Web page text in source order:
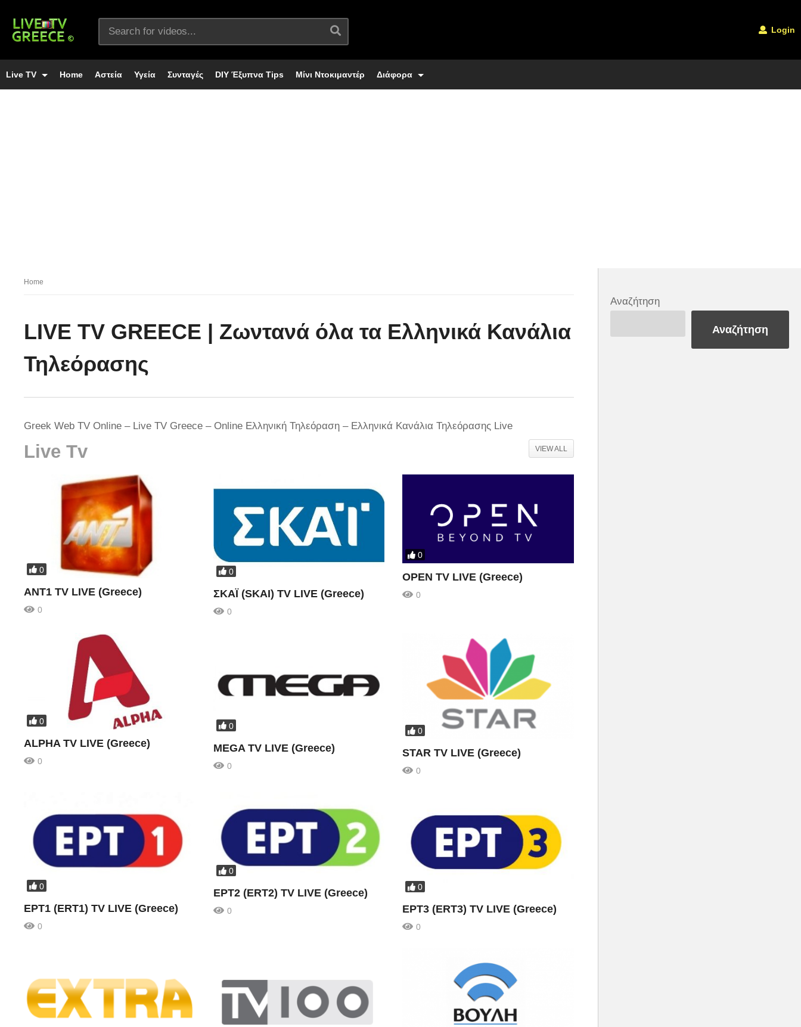
Login
Live TV Home Αστεία Υγεία Συνταγές DIY Έξυπνα Tips Μίνι Ντοκιμαντέρ Διάφορα
Home
LIVE TV GREECE | Ζωντανά όλα τα Ελληνικά Κανάλια
Τηλεόρασης
Greek Web TV Online – Live TV Greece – Online Ελληνική Τηλεόραση – Ελληνικά Κανάλια Τηλεόρασης Live
Live Tv VIEW ALL
0
ANT1 TV LIVE (Greece)
0
0
ΣΚΑΪ (SKAI) TV LIVE (Greece)
0
0
OPEN TV LIVE (Greece)
0
0
ALPHA TV LIVE (Greece)
0
0
MEGA TV LIVE (Greece)
0
0
STAR TV LIVE (Greece)
0
0
ΕΡΤ1 (ERT1) TV LIVE (Greece)
0
0
ΕΡΤ2 (ERT2) TV LIVE (Greece)
0
0
ΕΡΤ3 (ERT3) TV LIVE (Greece)
0
Αναζήτηση
Αναζήτηση